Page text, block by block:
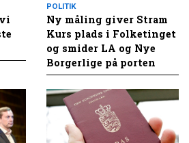
POLITIK
Ny måling giver Stram
Kurs plads i Folketinget
og smider LA og Nye
Borgerlige på porten